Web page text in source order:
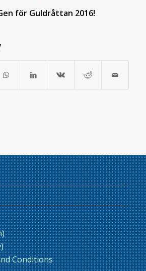
för Guldråttan 2016!
Conditions